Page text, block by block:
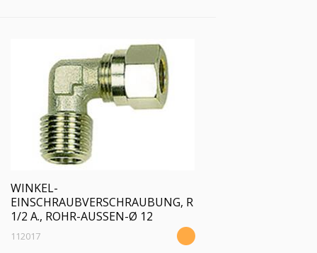
WINKEL-
EINSCHRAUBVERSCHRAUBUNG, R
1/2 A., ROHR-AUSSEN-Ø 12
112017